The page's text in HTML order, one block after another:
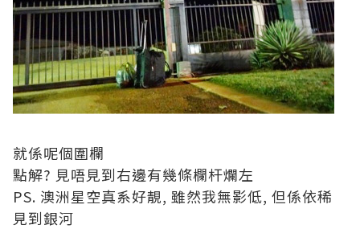
就係呢個圍欄
點解? 見唔見到右邊有幾條欄杆爛左
PS. 澳洲星空真系好靚, 雖然我無影低, 但係依稀
見到銀河